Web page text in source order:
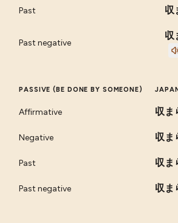
Past 収
Past negative
収
PASSIVE (BE DONE BY SOMEONE)
Affirmative 収ま
Negative 収ま
Past 収ま
Past negative 収ま